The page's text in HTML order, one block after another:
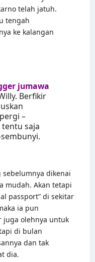
telah jatuh.
tengah
ke kalangan
jumawa
Berfikir
–
saja
dikenai
mudah. Akan tetapi
passport” di sekitar
ia pun
juga olehnya untuk
di bulan
dan tak
dia.